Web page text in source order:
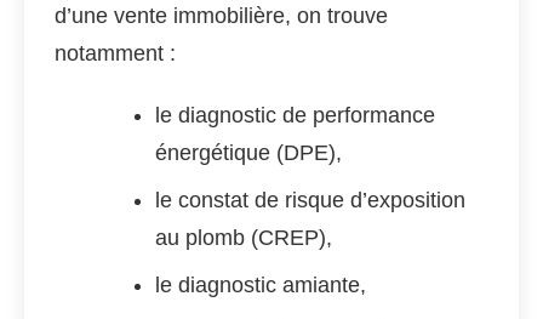
d’une vente immobilière, on trouve
notamment :
le diagnostic de performance
énergétique (DPE),
le constat de risque d’exposition
au plomb (CREP),
le diagnostic amiante,